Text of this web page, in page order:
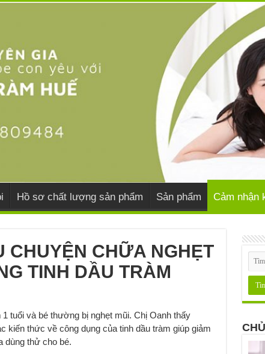
Hồ sơ chất lượng sản phẩm Sản phẩm Cảm nhận
CHUYỆN CHỮA NGHẸT
TINH DẦU TRÀM
tuổi và bé thường bị nghẹt mũi. Chị Oanh thấy
kiến thức về công dụng của tinh dầu tràm giúp giảm
dùng thử cho bé.